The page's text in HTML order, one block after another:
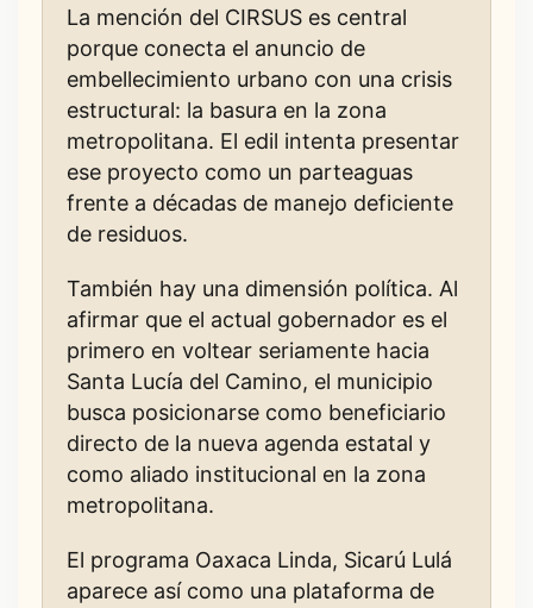
La mención del CIRSUS es central
porque conecta el anuncio de
embellecimiento urbano con una crisis
estructural: la basura en la zona
metropolitana. El edil intenta presentar
ese proyecto como un parteaguas
frente a décadas de manejo deficiente
de residuos.
También hay una dimensión política. Al
afirmar que el actual gobernador es el
primero en voltear seriamente hacia
Santa Lucía del Camino, el municipio
busca posicionarse como beneficiario
directo de la nueva agenda estatal y
como aliado institucional en la zona
metropolitana.
El programa Oaxaca Linda, Sicarú Lulá
aparece así como una plataforma de